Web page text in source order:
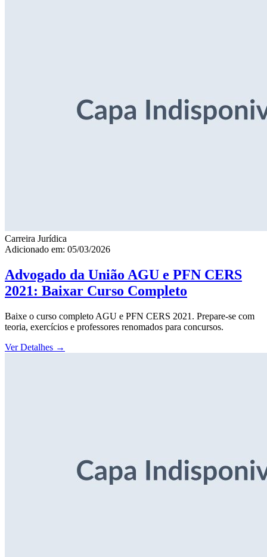
Carreira Jurídica
Adicionado em: 05/03/2026
Advogado da União AGU e PFN CERS
2021: Baixar Curso Completo
Baixe o curso completo AGU e PFN CERS 2021. Prepare-se com
teoria, exercícios e professores renomados para concursos.
Ver Detalhes →